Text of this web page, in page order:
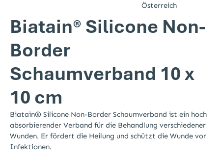
Durchschnittliche Bewertung von 0 von 5 Sternen
Biatain® Silicone Non-
Border
Schaumverband 10 x
10 cm
Biatain® Silicone Non-Border Schaumverband ist ein hoch
absorbierender Verband für die Behandlung verschiedener
Wunden. Er fördert die Heilung und schützt die Wunde vor
Infektionen.